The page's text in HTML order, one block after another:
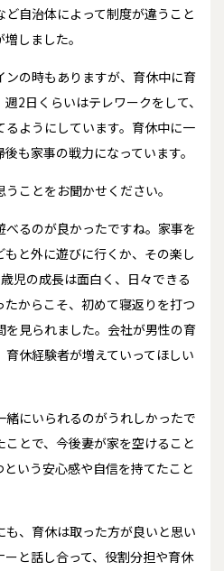
自治体によって制度が違うこと
しました。
ンの時もありますが、育休中に育
2日くらいはテレワークをして、
ようにしています。育休中に一
も家事の戦力になっています。
うことをお聞かせください。
べるのが良かったですね。家事を
と外に遊びに行くか、その楽し
児の成長は面白く、日々できる
からこそ、初めて寝返りを打つ
見られました。会社が男性の育
休経験者が増えていってほしい
緒にいられるのがうれしかったで
とで、今後妻が家を空けること
いう安心感や自信を持てたこと
も、育休は取った方が良いと思い
と話し合って、役割分担や育休